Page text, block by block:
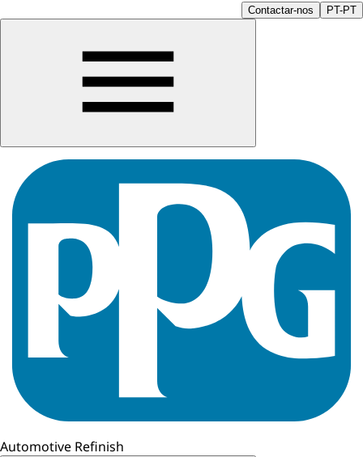
Contactar-nos PT-PT
Automotive Refinish